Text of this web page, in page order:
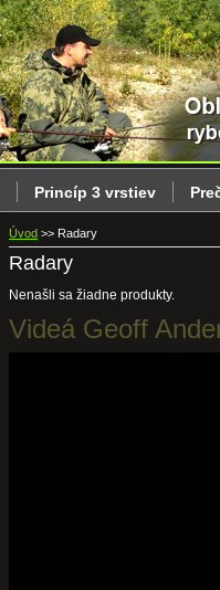
Úvod >> Radary
Radary
Nenašli sa žiadne produkty.
Videá Geoff
Princíp 3 vrstiev